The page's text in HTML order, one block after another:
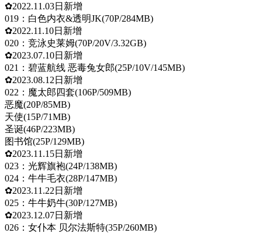
✿2022.11.03日新增
019：白色内衣&透明JK(70P/284MB)
✿2022.11.10日新增
020：竞泳史莱姆(70P/20V/3.32GB)
✿2023.07.10日新增
021：碧蓝航线 恶毒兔女郎(25P/10V/145MB)
✿2023.08.12日新增
022：魔太郎四套(106P/509MB)
恶魔(20P/85MB)
天使(15P/71MB)
圣诞(46P/223MB)
图书馆(25P/129MB)
✿2023.11.15日新增
023：光辉旗袍(24P/138MB)
024：牛牛毛衣(28P/147MB)
✿2023.11.22日新增
025：牛牛奶牛(30P/127MB)
✿2023.12.07日新增
026：女仆本 贝尔法斯特(35P/260MB)